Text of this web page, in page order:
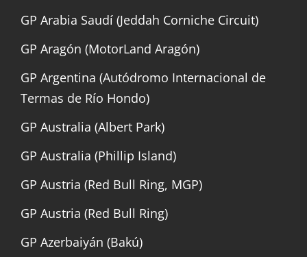
GP Arabia Saudí (Jeddah Corniche Circuit)
GP Aragón (MotorLand Aragón)
GP Argentina (Autódromo Internacional de
Termas de Río Hondo)
GP Australia (Albert Park)
GP Australia (Phillip Island)
GP Austria (Red Bull Ring, MGP)
GP Austria (Red Bull Ring)
GP Azerbaiyán (Bakú)